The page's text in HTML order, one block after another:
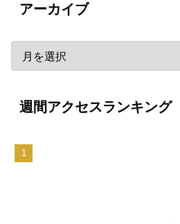
アーカイブ
週間アクセスランキング